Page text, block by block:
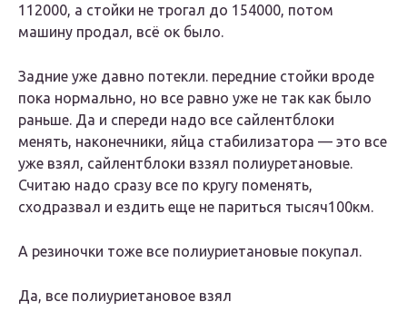
112000, а стойки не трогал до 154000, потом
машину продал, всё ок было.
Задние уже давно потекли. передние стойки вроде
пока нормально, но все равно уже не так как было
раньше. Да и спереди надо все сайлентблоки
менять, наконечники, яйца стабилизатора — это все
уже взял, сайлентблоки вззял полиуретановые.
Считаю надо сразу все по кругу поменять,
сходразвал и ездить еще не париться тысяч100км.
А резиночки тоже все полиуриетановые покупал.
Да, все полиуриетановое взял